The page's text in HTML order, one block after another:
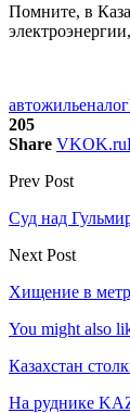
Помните, в
автожильеналог
205
Share VKOK.ru
Prev Post
Суд над
Next Post
Хищение в
You might also
Казахстан
На руднике